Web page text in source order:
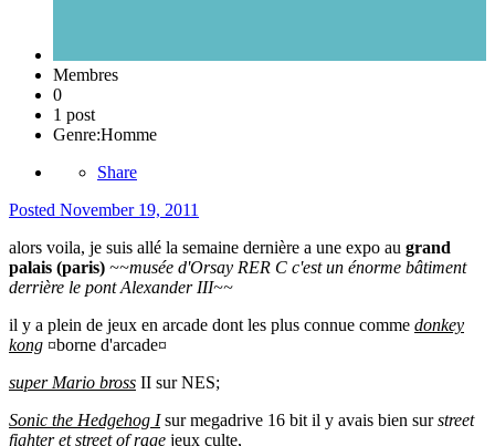
Membres
0
1 post
Genre:Homme
Share
Posted November 19, 2011
alors voila, je suis allé la semaine dernière a une expo au grand
palais (paris) ~~musée d'Orsay RER C c'est un énorme bâtiment
derrière le pont Alexander III~~
il y a plein de jeux en arcade dont les plus connue comme donkey
kong ¤borne d'arcade¤
super Mario bross II sur NES;
Sonic the Hedgehog Isur megadrive 16 bit il y avais bien surstreet
fighter et street of rage jeux culte,